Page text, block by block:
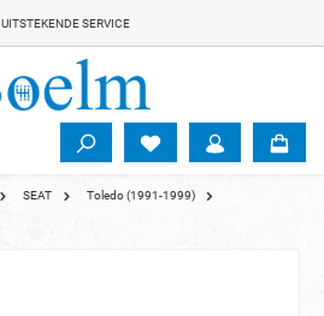
UITSTEKENDE SERVICE
SEAT
Toledo (1991-1999)